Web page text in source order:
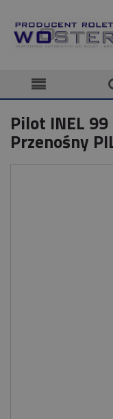
Pilot INEL
Przenośny